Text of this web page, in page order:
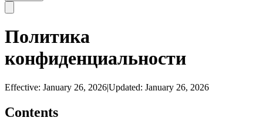
Политика
конфиденциальности
Effective: January 26, 2026|Updated: January 26, 2026
Contents